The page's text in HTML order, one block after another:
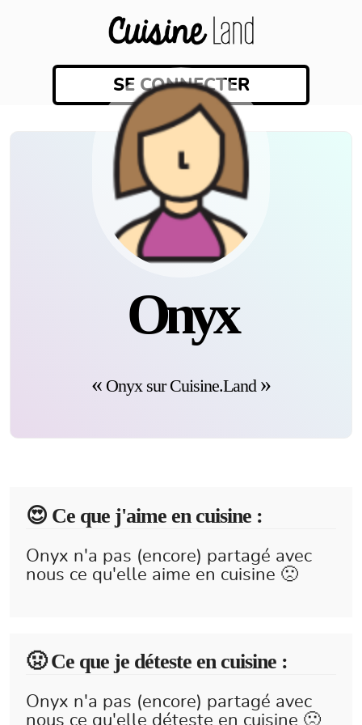
SE CONNECTER
Onyx
Onyx sur Cuisine.Land
😍️ Ce que j'aime en cuisine :
Onyx n'a pas (encore) partagé avec
nous ce qu'elle aime en cuisine 🙁
🤢 Ce que je déteste en cuisine :
Onyx n'a pas (encore) partagé avec
nous ce qu'elle déteste en cuisine 🙁